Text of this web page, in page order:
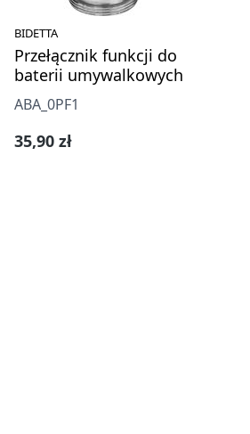
BIDETTA
Przełącznik funkcji do
baterii umywalkowych
ABA_0PF1
Cena regularna:
35,90 zł